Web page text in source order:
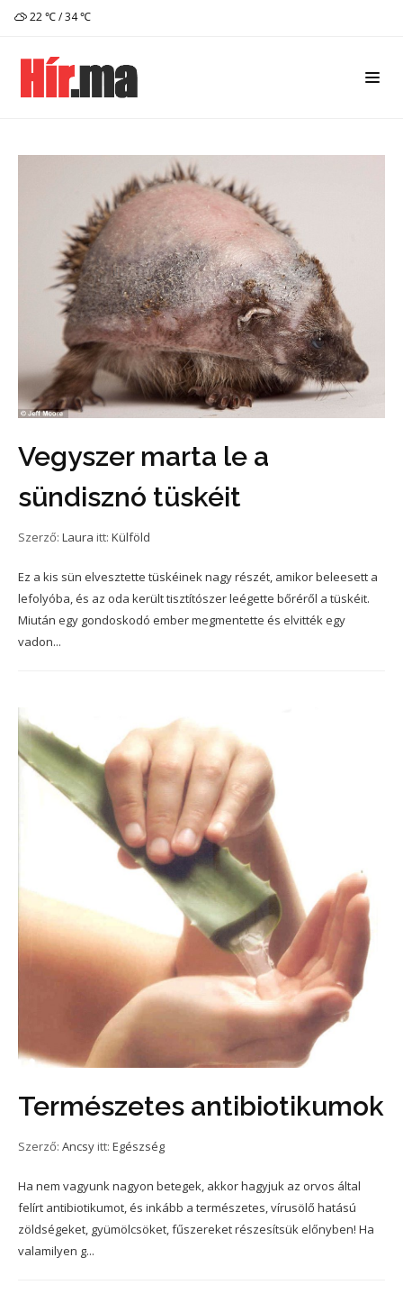
22 ℃ / 34 ℃
Vegyszer marta le a
sündisznó tüskéit
Szerző: Laura itt: Külföld
Ez a kis sün elvesztette tüskéinek nagy részét, amikor beleesett a
lefolyóba, és az oda került tisztítószer leégette bőréről a tüskéit.
Miután egy gondoskodó ember megmentette és elvitték egy
vadon...
Természetes antibiotikumok
Szerző: Ancsy itt: Egészség
Ha nem vagyunk nagyon betegek, akkor hagyjuk az orvos által
felírt antibiotikumot, és inkább a természetes, vírusölő hatású
zöldségeket, gyümölcsöket, fűszereket részesítsük előnyben! Ha
valamilyen g...